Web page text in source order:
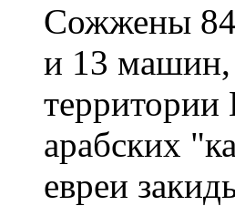
Сожжены
и 13 машин,
территории
арабских
евреи